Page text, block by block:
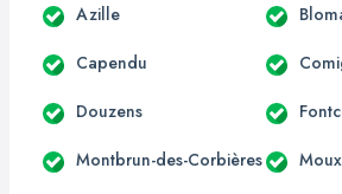
Azille
Capendu
Douzens
Montbrun-des-Corbières Moux